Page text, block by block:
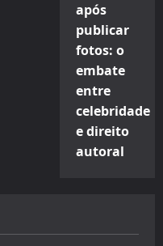
após
publicar
fotos: o
embate
entre
celebridade
e direito
autoral